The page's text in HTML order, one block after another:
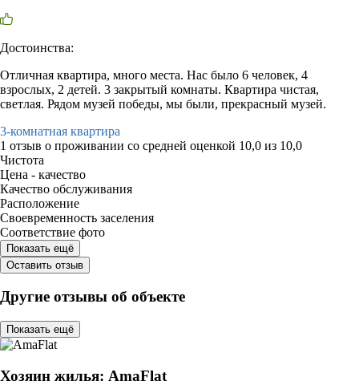
Достоинства:
Отличная квартира, много места. Нас было 6 человек, 4
взрослых, 2 детей. 3 закрытый комнаты. Квартира чистая,
светлая. Рядом музей победы, мы были, прекрасный музей.
3-комнатная квартира
1 отзыв о проживании со средней оценкой 10,0 из 10,0
Чистота
Цена - качество
Качество обслуживания
Расположение
Своевременность заселения
Соответствие фото
Показать ещё
Оставить отзыв
Другие отзывы об объекте
Показать ещё
Хозяин жилья: AmaFlat